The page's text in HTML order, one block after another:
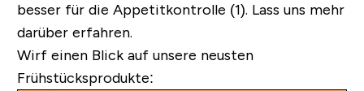
besser für die Appetitkontrolle (1). Lass uns mehr
darüber erfahren.
Wirf einen Blick auf unsere neusten
Frühstücksprodukte: